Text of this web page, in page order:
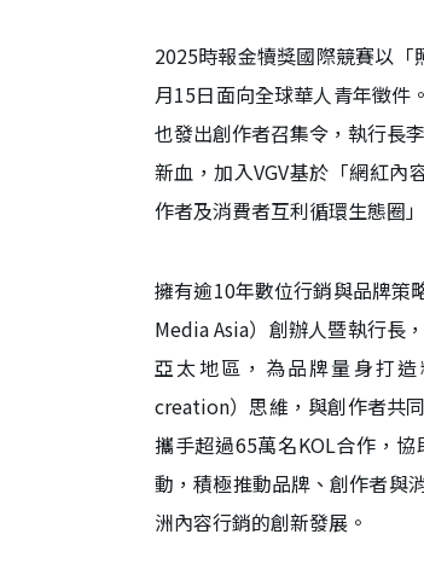
2025時報金犢獎國際競賽以
月15日面向全球華人青年徵件
也發出創作者召集令，執行長
新血，加入VGV基於「網紅內
作者及消費者互利循環生態圈
擁有逾10年數位行銷與品牌策
Media Asia）創辦人暨執行長
亞太地區，為品牌量身打
creation）思維，與創作者共
攜手超過65萬名KOL合作，
動，積極推動品牌、創作者與
洲內容行銷的創新發展。